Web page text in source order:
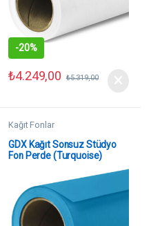
-20%
₺4.249,00 ₺5.319,00
Kağıt Fonlar
GDX Kağıt Sonsuz Stüdyo
Fon Perde (Turquoise)